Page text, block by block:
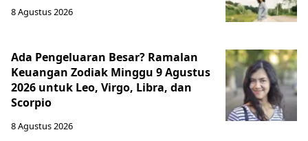
8 Agustus 2026
Ada Pengeluaran Besar? Ramalan
Keuangan Zodiak Minggu 9 Agustus
2026 untuk Leo, Virgo, Libra, dan
Scorpio
8 Agustus 2026